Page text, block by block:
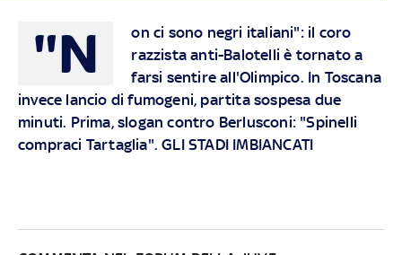
"N
on ci sono negri italiani": il coro
razzista anti-Balotelli è tornato a
farsi sentire all'Olimpico. In Toscana
invece lancio di fumogeni, partita sospesa due
minuti. Prima, slogan contro Berlusconi: "Spinelli
compraci Tartaglia". GLI STADI IMBIANCATI